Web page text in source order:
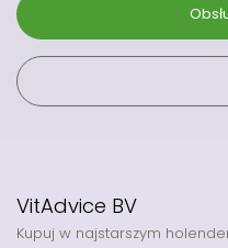
VitAdvice BV
Kupuj w najstarszym